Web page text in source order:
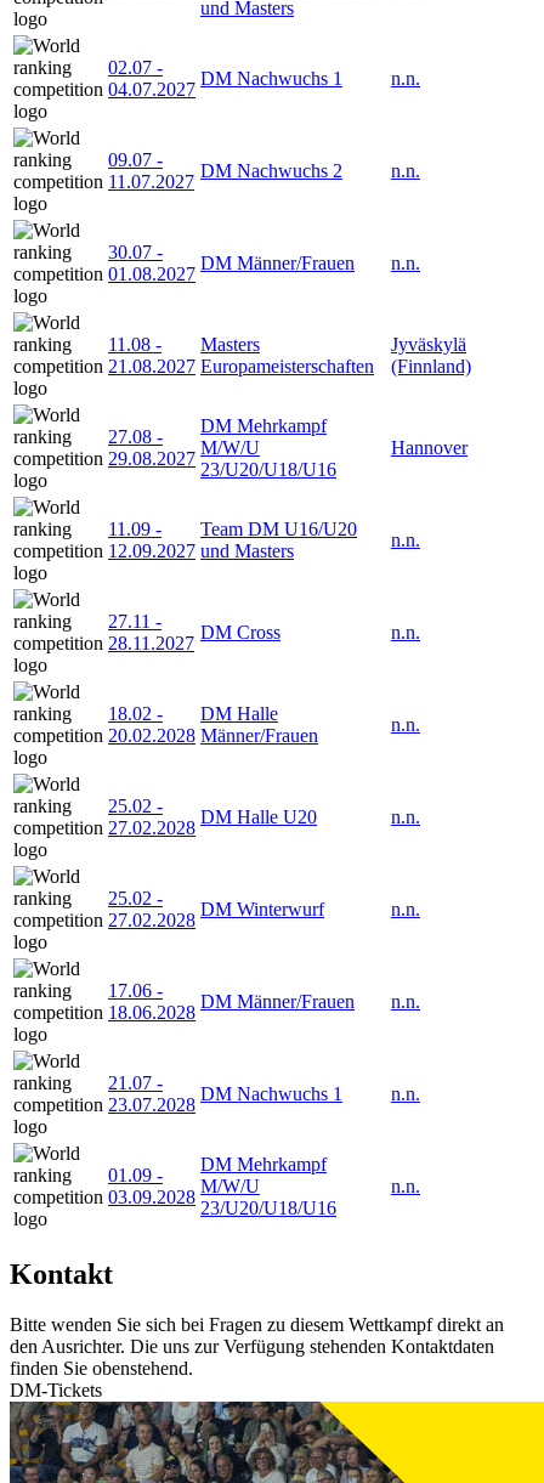
und Masters
02.07 -
04.07.2027
DM Nachwuchs 1 n.n.
09.07 -
11.07.2027
DM Nachwuchs 2 n.n.
30.07 -
01.08.2027
DM Männer/Frauen n.n.
11.08 -
21.08.2027
Masters
Europameisterschaften
Jyväskylä
(Finnland)
27.08 -
29.08.2027
DM Mehrkampf
M/W/U
23/U20/U18/U16
Hannover
11.09 -
12.09.2027
Team DM U16/U20
und Masters
n.n.
27.11 -
28.11.2027
DM Cross n.n.
18.02 -
20.02.2028
DM Halle
Männer/Frauen
n.n.
25.02 -
27.02.2028
DM Halle U20 n.n.
25.02 -
27.02.2028
DM Winterwurf n.n.
17.06 -
18.06.2028
DM Männer/Frauen n.n.
21.07 -
23.07.2028
DM Nachwuchs 1 n.n.
01.09 -
03.09.2028
DM Mehrkampf
M/W/U
23/U20/U18/U16
n.n.
Kontakt
Bitte wenden Sie sich bei Fragen zu diesem Wettkampf direkt an
den Ausrichter. Die uns zur Verfügung stehenden Kontaktdaten
finden Sie obenstehend.
DM-Tickets